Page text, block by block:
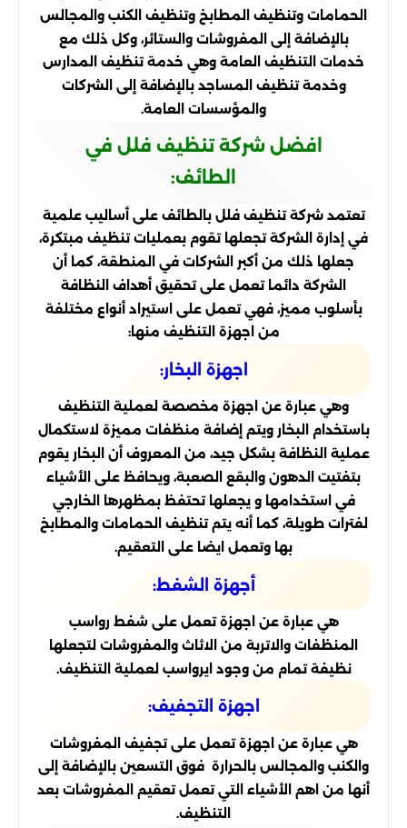
الحمامات وتنظيف المطابخ وتنظيف الكنب والمجالس
بالإضافة إلى المفروشات والستائر، وكل ذلك مع
خدمات التنظيف العامة وهي خدمة تنظيف المدارس
وخدمة تنظيف المساجد بالإضافة إلى الشركات
والمؤسسات العامة.
افضل شركة تنظيف فلل في
الطائف:
تعتمد شركة تنظيف فلل بالطائف على أساليب علمية
في إدارة الشركة تجعلها تقوم بعمليات تنظيف مبتكرة،
جعلها ذلك من أكبر الشركات في المنطقة، كما أن
الشركة دائما تعمل على تحقيق أهداف النظافة
بأسلوب مميز، فهي تعمل على استيراد أنواع مختلفة
من اجهزة التنظيف منها:
اجهزة البخار:
وهي عبارة عن اجهزة مخصصة لعملية التنظيف
باستخدام البخار ويتم إضافة منظفات مميزة لاستكمال
عملية النظافة بشكل جيد، من المعروف أن البخار يقوم
بتفتيت الدهون والبقع الصعبة، ويحافظ على الأشياء
في استخدامها و يجعلها تحتفظ بمظهرها الخارجي
لفترات طويلة، كما أنه يتم تنظيف الحمامات والمطابخ
بها وتعمل ايضا على التعقيم.
أجهزة الشفط:
هي عبارة عن اجهزة تعمل على شفط رواسب
المنظفات والاتربة من الاثاث والمفروشات لتجعلها
نظيفة تمام من وجود ايرواسب لعملية التنظيف.
اجهزة التجفيف:
هي عبارة عن اجهزة تعمل على تجفيف المفروشات
والكنب والمجالس بالحرارة فوق التسعين بالإضافة إلى
أنها من اهم الأشياء التي تعمل تعقيم المفروشات بعد
التنظيف.